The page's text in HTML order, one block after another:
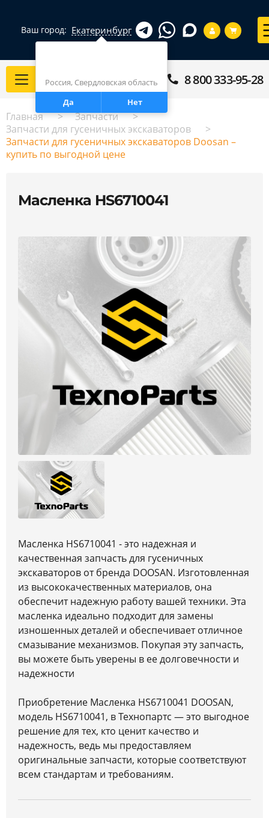
Ваш город: Екатеринбург
Россия, Свердловская область
Да
Нет
Каталог 8 800 333-95-28
Главная
Запчасти
Запчасти для гусеничных экскаваторов
Запчасти для гусеничных экскаваторов Doosan –
купить по выгодной цене
Масленка HS6710041
Масленка HS6710041 - это надежная и
качественная запчасть для гусеничных
экскаваторов от бренда DOOSAN. Изготовленная
из высококачественных материалов, она
обеспечит надежную работу вашей техники. Эта
масленка идеально подходит для замены
изношенных деталей и обеспечивает отличное
смазывание механизмов. Покупая эту запчасть,
вы можете быть уверены в ее долговечности и
надежности
Приобретение Масленка HS6710041 DOOSAN,
модель HS6710041, в Технопартс — это выгодное
решение для тех, кто ценит качество и
надежность, ведь мы предоставляем
оригинальные запчасти, которые соответствуют
всем стандартам и требованиям.